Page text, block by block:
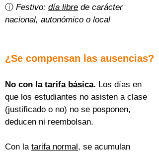
ⓘ Festivo: día libre de carácter
nacional, autonómico o local
¿Se compensan las ausencias?
No con la tarifa básica. Los días en
que los estudiantes no asisten a clase
(justificado o no) no se posponen,
deducen ni reembolsan.
Con la tarifa normal, se acumulan